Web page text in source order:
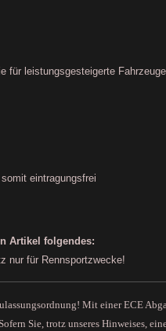
für leistungsgesteigerte
eintragungsfrei
Artikel folgendes:
nur für Rennsportzwecke!
! Mit einer ECE
Sie, trotz unseres Hinweises,